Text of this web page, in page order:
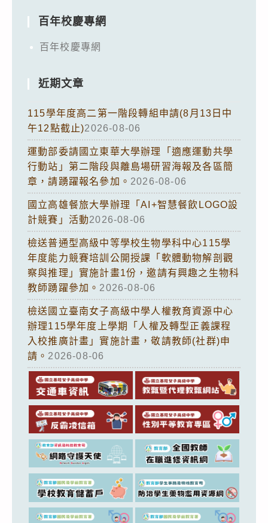
百年校慶專網
百年校慶專網
近期文章
115學年度高二第一階段轉組申請(8月13日中
午12點截止)2026-08-06
運動部委請國立東華大學辦理「適應運動共學
行動站」第二階段與離島場研習海報及各區簡
章，請踴躍報名參加。 2026-08-06
國立高雄餐旅大學辦理「AI+智慧餐飲LOGO設
計競賽」活動2026-08-06
檢送普通型高級中等學校生物學科中心115學
年度能力競賽培訓公開授課「軟體動物解剖觀
察與推理」實施計畫1份，邀請有興趣之生物科
教師踴躍參加。 2026-08-06
檢送國立臺南女子高級中學人權教育資源中心
辦理115學年度上學期「人權及轉型正義課程
入校推廣計畫」實施計畫，敬請教師(社群)申
請。 2026-08-06